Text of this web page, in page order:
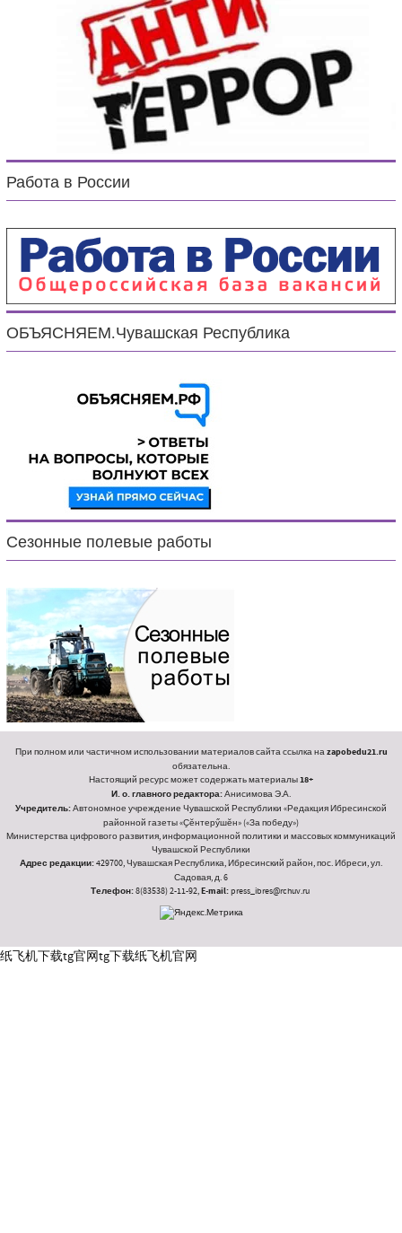
Работа в России
ОБЪЯСНЯЕМ.Чувашская Республика
Сезонные полевые работы
При полном или частичном использовании материалов сайта ссылка наzapobedu21.ru
обязательна.
Настоящий ресурс может содержать материалы18+
И. о. главного редактора:Анисимова Э.А.
Учредитель:Автономное учреждение Чувашской Республики «Редакция Ибресинской
районной газеты «Ҫӗнтерӳшӗн» («За победу»)
Министерства цифрового развития, информационной политики и массовых коммуникаций
Чувашской Республики
Адрес редакции:429700, Чувашская Республика, Ибресинский район, пос. Ибреси, ул.
Садовая, д. 6
Телефон:8(83538) 2-11-92,E-mail:press_ibres@rchuv.ru
纸飞机下载tg官网tg下载纸飞机官网